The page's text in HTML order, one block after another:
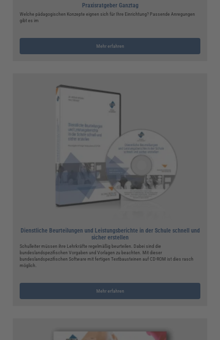
Praxisratgeber Ganztag
Welche pädagogischen Konzepte eignen sich für Ihre Einrichtung? Passende Anregungen
gibt es im
Mehr erfahren
Dienstliche Beurteilungen und Leistungsberichte in der Schule schnell und
sicher erstellen
Schulleiter müssen ihre Lehrkräfte regelmäßig beurteilen. Dabei sind die
bundeslandspezifischen Vorgaben und Vorlagen zu beachten. Mit dieser
bundeslandspezifischen Software mit fertigen Textbausteinen auf CD-ROM ist dies rasch
möglich.
Mehr erfahren